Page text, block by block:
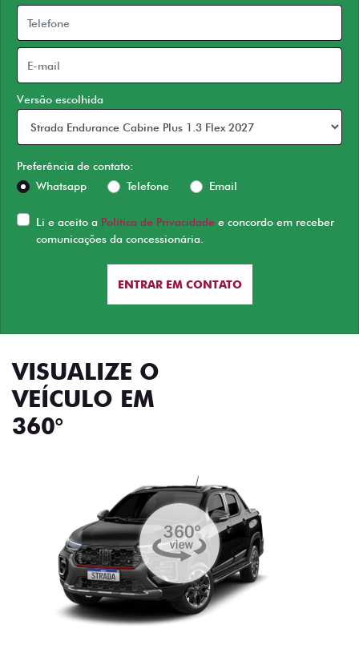
Versão escolhida
Preferência de contato:
Whatsapp
Telefone Email
Li e aceito a Política de Privacidade e concordo em receber
comunicações da concessionária.
ENTRAR EM CONTATO
VISUALIZE O
VEÍCULO EM
360°